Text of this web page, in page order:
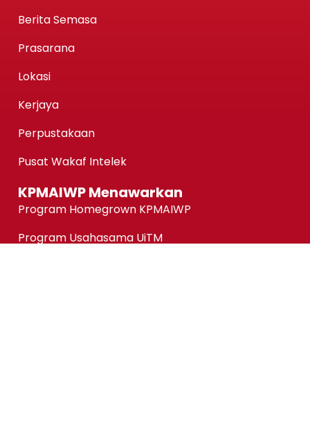
Berita Semasa
Prasarana
Lokasi
Kerjaya
Perpustakaan
Pusat Wakaf Intelek
KPMAIWP Menawarkan
Program Homegrown KPMAIWP
Program Usahasama UiTM